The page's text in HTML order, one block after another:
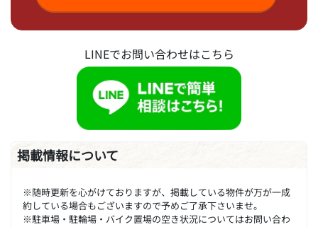
LINEでお問い合わせはこちら
掲載情報について
※随時更新を心がけておりますが、掲載している物件が万が一成
約している場合もございますので予めご了承下さいませ。
※駐車場・駐輪場・バイク置場の空き状況についてはお問い合わ